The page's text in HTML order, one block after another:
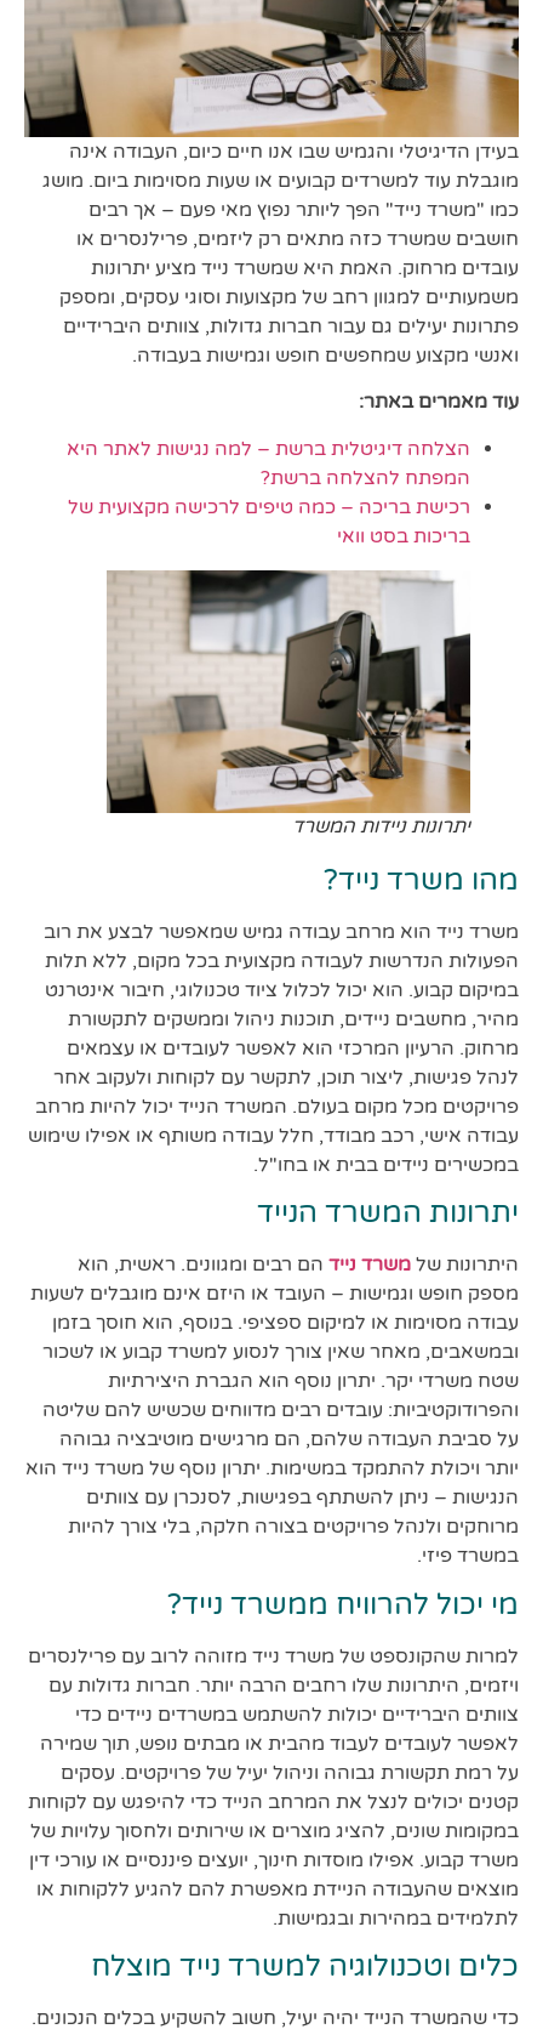
בעידן הדיגיטלי והגמיש שבו אנו חיים כיום, העבודה אינה
מוגבלת עוד למשרדים קבועים או שעות מסוימות ביום. מושג
כמו "משרד נייד" הפך ליותר נפוץ מאי פעם – אך רבים
חושבים שמשרד כזה מתאים רק ליזמים, פרילנסרים או
עובדים מרחוק. האמת היא שמשרד נייד מציע יתרונות
משמעותיים למגוון רחב של מקצועות וסוגי עסקים, ומספק
פתרונות יעילים גם עבור חברות גדולות, צוותים היברידיים
ואנשי מקצוע שמחפשים חופש וגמישות בעבודה.
עוד מאמרים באתר:
הצלחה דיגיטלית ברשת – למה נגישות לאתר היא
המפתח להצלחה ברשת?
רכישת בריכה – כמה טיפים לרכישה מקצועית של
בריכות בסט וואי
יתרונות ניידות המשרד
מהו משרד נייד?
משרד נייד הוא מרחב עבודה גמיש שמאפשר לבצע את רוב
הפעולות הנדרשות לעבודה מקצועית בכל מקום, ללא תלות
במיקום קבוע. הוא יכול לכלול ציוד טכנולוגי, חיבור אינטרנט
מהיר, מחשבים ניידים, תוכנות ניהול וממשקים לתקשורת
מרחוק. הרעיון המרכזי הוא לאפשר לעובדים או עצמאים
לנהל פגישות, ליצור תוכן, לתקשר עם לקוחות ולעקוב אחר
פרויקטים מכל מקום בעולם. המשרד הנייד יכול להיות מרחב
עבודה אישי, רכב מבודד, חלל עבודה משותף או אפילו שימוש
במכשירים ניידים בבית או בחו"ל.
יתרונות המשרד הנייד
היתרונות של משרד נייד הם רבים ומגוונים. ראשית, הוא
מספק חופש וגמישות – העובד או היזם אינם מוגבלים לשעות
עבודה מסוימות או למיקום ספציפי. בנוסף, הוא חוסך בזמן
ובמשאבים, מאחר שאין צורך לנסוע למשרד קבוע או לשכור
שטח משרדי יקר. יתרון נוסף הוא הגברת היצירתיות
והפרודוקטיביות: עובדים רבים מדווחים שכשיש להם שליטה
על סביבת העבודה שלהם, הם מרגישים מוטיבציה גבוהה
יותר ויכולת להתמקד במשימות. יתרון נוסף של משרד נייד הוא
הנגישות – ניתן להשתתף בפגישות, לסנכרן עם צוותים
מרוחקים ולנהל פרויקטים בצורה חלקה, בלי צורך להיות
במשרד פיזי.
מי יכול להרוויח ממשרד נייד?
למרות שהקונספט של משרד נייד מזוהה לרוב עם פרילנסרים
ויזמים, היתרונות שלו רחבים הרבה יותר. חברות גדולות עם
צוותים היברידיים יכולות להשתמש במשרדים ניידים כדי
לאפשר לעובדים לעבוד מהבית או מבתים נופש, תוך שמירה
על רמת תקשורת גבוהה וניהול יעיל של פרויקטים. עסקים
קטנים יכולים לנצל את המרחב הנייד כדי להיפגש עם לקוחות
במקומות שונים, להציג מוצרים או שירותים ולחסוך עלויות של
משרד קבוע. אפילו מוסדות חינוך, יועצים פיננסיים או עורכי דין
מוצאים שהעבודה הניידת מאפשרת להם להגיע ללקוחות או
לתלמידים במהירות ובגמישות.
כלים וטכנולוגיה למשרד נייד מוצלח
כדי שהמשרד הנייד יהיה יעיל, חשוב להשקיע בכלים הנכונים.